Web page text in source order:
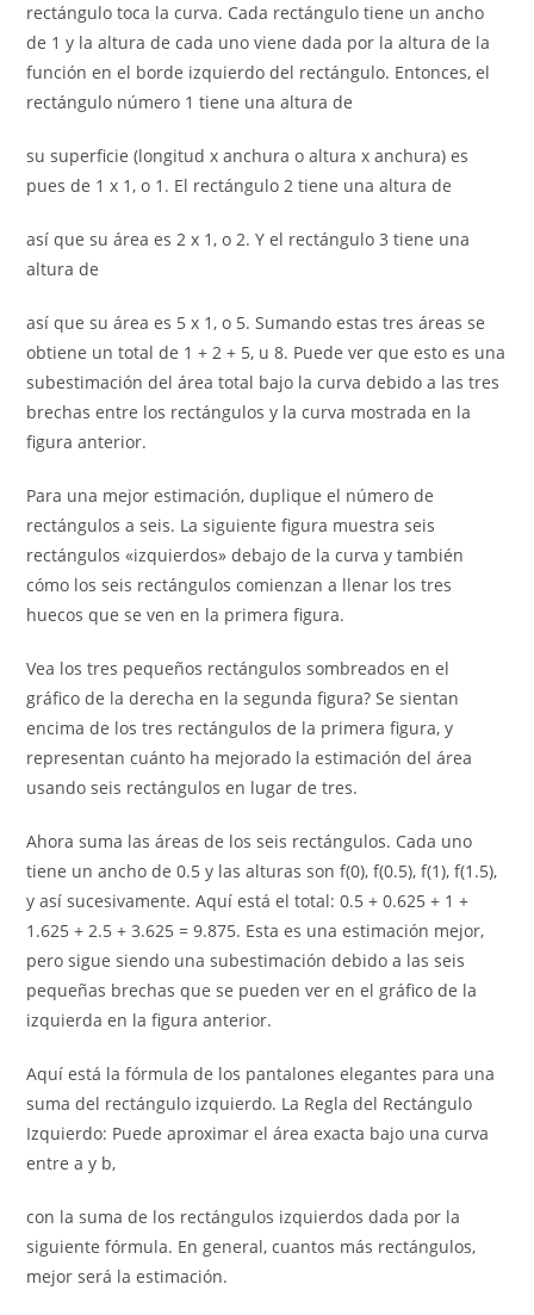
rectángulo toca la curva. Cada rectángulo tiene un ancho
de 1 y la altura de cada uno viene dada por la altura de la
función en el borde izquierdo del rectángulo. Entonces, el
rectángulo número 1 tiene una altura de
su superficie (longitud x anchura o altura x anchura) es
pues de 1 x 1, o 1. El rectángulo 2 tiene una altura de
así que su área es 2 x 1, o 2. Y el rectángulo 3 tiene una
altura de
así que su área es 5 x 1, o 5. Sumando estas tres áreas se
obtiene un total de 1 + 2 + 5, u 8. Puede ver que esto es una
subestimación del área total bajo la curva debido a las tres
brechas entre los rectángulos y la curva mostrada en la
figura anterior.
Para una mejor estimación, duplique el número de
rectángulos a seis. La siguiente figura muestra seis
rectángulos «izquierdos» debajo de la curva y también
cómo los seis rectángulos comienzan a llenar los tres
huecos que se ven en la primera figura.
Vea los tres pequeños rectángulos sombreados en el
gráfico de la derecha en la segunda figura? Se sientan
encima de los tres rectángulos de la primera figura, y
representan cuánto ha mejorado la estimación del área
usando seis rectángulos en lugar de tres.
Ahora suma las áreas de los seis rectángulos. Cada uno
tiene un ancho de 0.5 y las alturas son f(0), f(0.5), f(1), f(1.5),
y así sucesivamente. Aquí está el total: 0.5 + 0.625 + 1 +
1.625 + 2.5 + 3.625 = 9.875. Esta es una estimación mejor,
pero sigue siendo una subestimación debido a las seis
pequeñas brechas que se pueden ver en el gráfico de la
izquierda en la figura anterior.
Aquí está la fórmula de los pantalones elegantes para una
suma del rectángulo izquierdo. La Regla del Rectángulo
Izquierdo: Puede aproximar el área exacta bajo una curva
entre a y b,
con la suma de los rectángulos izquierdos dada por la
siguiente fórmula. En general, cuantos más rectángulos,
mejor será la estimación.